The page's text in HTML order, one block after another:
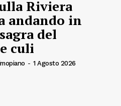
Riviera
andando in
del
culi
- 1 Agosto 2026